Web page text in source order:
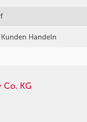
Handeln
Co. KG